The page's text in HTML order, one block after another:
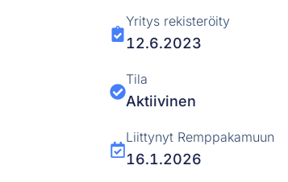
Yritys rekisteröity
12.6.2023
Tila
Aktiivinen
Liittynyt Remppakamuun
16.1.2026